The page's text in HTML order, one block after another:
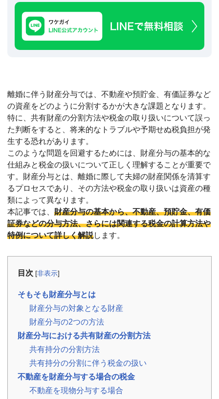
築
不
可
な
ど
📊
件
買
取
実
績
全
国
47
都
府
県
の
買
取
事
例
役
ち
ラ
ム
相
続・
共
有
持
分・
き
税
金
離婚に伴う財産分与では、不動産や預貯金、有価証券など
の資産をどのように分割するかが大きな課題となります。
特に、共有財産の分割方法や税金の取り扱いについて誤っ
た判断をすると、将来的なトラブルや予期せぬ税負担が発
生する恐れがあります。
このような問題を回避するためには、財産分与の基本的な
仕組みと税金の扱いについて正しく理解することが重要で
す。財産分与とは、離婚に際して夫婦の財産関係を清算す
るプロセスであり、その方法や税金の取り扱いは資産の種
類によって異なります。
本記事では、 財産分与の基本から、不動産、預貯金、有価
証券などの分与方法、さらには関連する税金の計算方法や
特例について詳しく解説します。
目次 [非表示]
そもそも財産分与とは
財産分与の対象となる財産
財産分与の2つの方法
財産分与における共有財産の分割方法
共有持分の分割方法
共有持分の分割に伴う税金の扱い
不動産を財産分与する場合の税金
不動産を現物分与する場合